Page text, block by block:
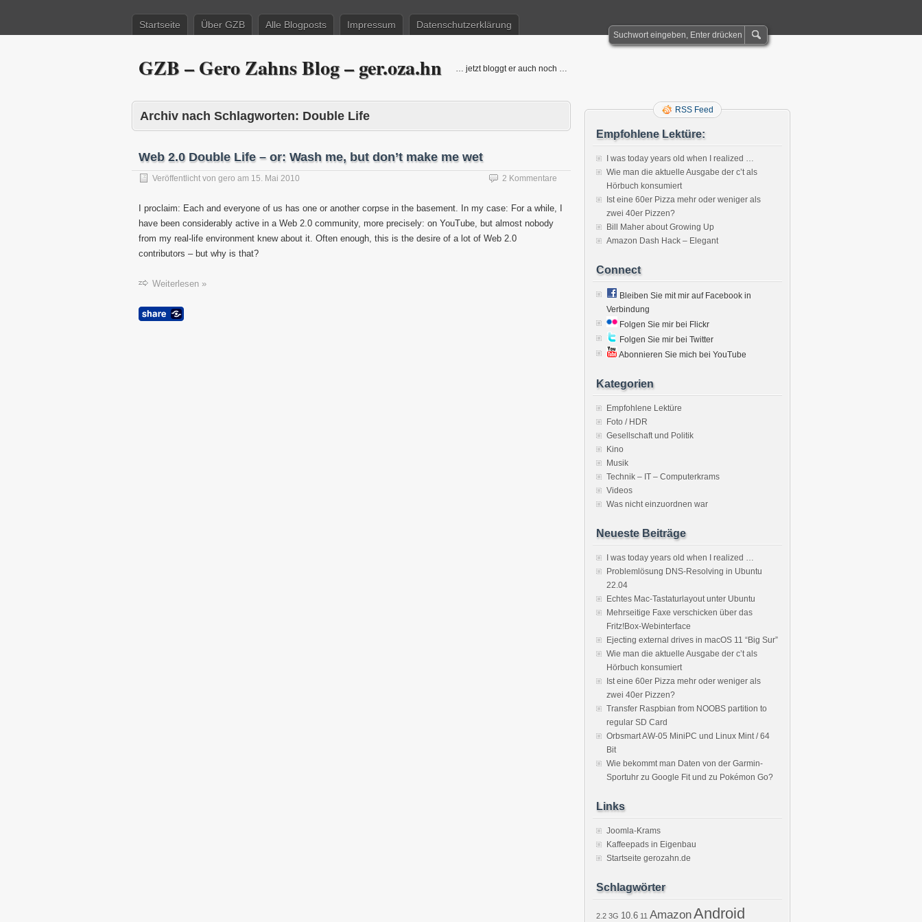
Startseite Über GZB Alle Blogposts Impressum Datenschutzerklärung
GZB – Gero Zahns Blog – ger.oza.hn … jetzt bloggt er auch noch …
Archiv nach Schlagworten: Double Life
Web 2.0 Double Life – or: Wash me, but don’t make me wet
Veröffentlicht von gero am 15. Mai 2010 2 Kommentare
I proclaim: Each and everyone of us has one or another corpse in the basement. In my case: For a while, I
have been considerably active in a Web 2.0 community, more precisely: on YouTube, but almost nobody
from my real-life environment knew about it. Often enough, this is the desire of a lot of Web 2.0
contributors – but why is that?
Weiterlesen »
RSS Feed
Empfohlene Lektüre:
I was today years old when I realized …
Wie man die aktuelle Ausgabe der c’t als
Hörbuch konsumiert
Ist eine 60er Pizza mehr oder weniger als
zwei 40er Pizzen?
Bill Maher about Growing Up
Amazon Dash Hack – Elegant
Connect
Bleiben Sie mit mir auf Facebook in
Verbindung
Folgen Sie mir bei Flickr
Folgen Sie mir bei Twitter
Abonnieren Sie mich bei YouTube
Kategorien
Empfohlene Lektüre
Foto / HDR
Gesellschaft und Politik
Kino
Musik
Technik – IT – Computerkrams
Videos
Was nicht einzuordnen war
Neueste Beiträge
I was today years old when I realized …
Problemlösung DNS-Resolving in Ubuntu
22.04
Echtes Mac-Tastaturlayout unter Ubuntu
Mehrseitige Faxe verschicken über das
Fritz!Box-Webinterface
Ejecting external drives in macOS 11 “Big Sur”
Wie man die aktuelle Ausgabe der c’t als
Hörbuch konsumiert
Ist eine 60er Pizza mehr oder weniger als
zwei 40er Pizzen?
Transfer Raspbian from NOOBS partition to
regular SD Card
Orbsmart AW-05 MiniPC und Linux Mint / 64
Bit
Wie bekommt man Daten von der Garmin-
Sportuhr zu Google Fit und zu Pokémon Go?
Links
Joomla-Krams
Kaffeepads in Eigenbau
Startseite gerozahn.de
Schlagwörter
2.2 3G 10.6 11 AmazonAndroid